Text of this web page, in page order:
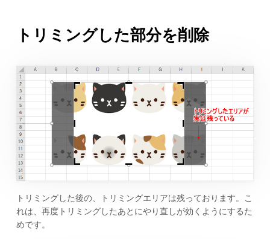
トリミングした部分を削除
トリミングした後の、トリミングエリアは残っております。こ
れは、再度トリミングしたあとにやり直しが効くようにするた
めです。